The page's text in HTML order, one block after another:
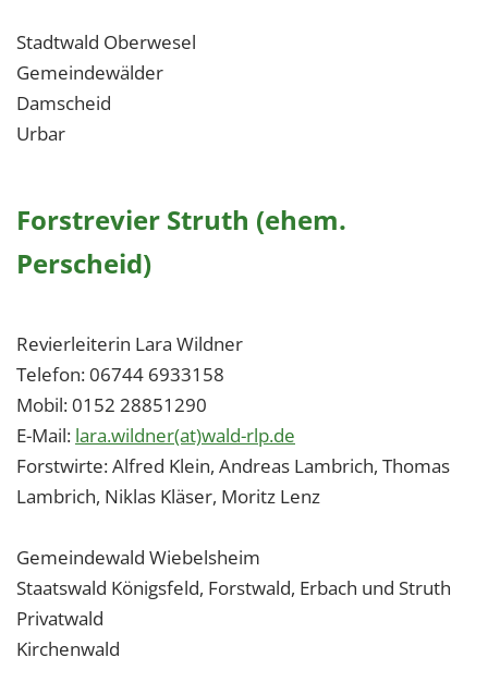
Stadtwald Oberwesel
Gemeindewälder
Damscheid
Urbar
Forstrevier Struth (ehem.
Perscheid)
Revierleiterin Lara Wildner
Telefon: 06744 6933158
Mobil: 0152 28851290
E-Mail: lara.wildner(at)wald-rlp.de
Forstwirte: Alfred Klein, Andreas Lambrich, Thomas
Lambrich, Niklas Kläser, Moritz Lenz
Gemeindewald Wiebelsheim
Staatswald Königsfeld, Forstwald, Erbach und Struth
Privatwald
Kirchenwald